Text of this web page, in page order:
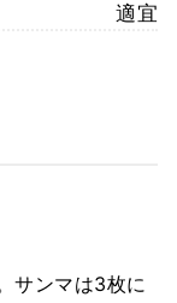
適宜
サンマは3枚に